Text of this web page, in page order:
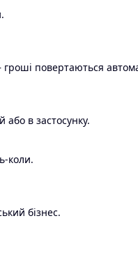
повертаються
в застосунку.
коли.
бізнес.